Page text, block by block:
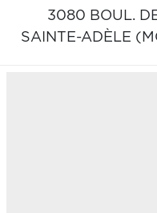
3080 BOUL.
SAINTE-ADÈLE